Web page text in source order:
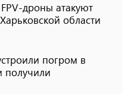
дроны атакуют
области
погром в
получили